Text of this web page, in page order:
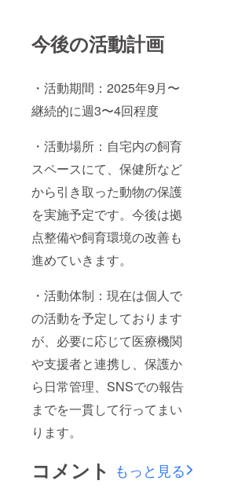
今後の活動計画
・活動期間：2025年9月〜
継続的に週3〜4回程度
・活動場所：自宅内の飼育
スペースにて、保健所など
から引き取った動物の保護
を実施予定です。今後は拠
点整備や飼育環境の改善も
進めていきます。
・活動体制：現在は個人で
の活動を予定しております
が、必要に応じて医療機関
や支援者と連携し、保護か
ら日常管理、SNSでの報告
までを一貫して行ってまい
ります。
コメント もっと見る